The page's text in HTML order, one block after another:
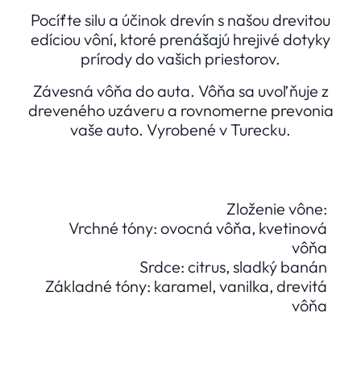
Pocíťte silu a účinok drevín s našou drevitou
edíciou vôní, ktoré prenášajú hrejivé dotyky
prírody do vašich priestorov.
Závesná vôňa do auta. Vôňa sa uvoľňuje z
dreveného uzáveru a rovnomerne prevonia
vaše auto. Vyrobené v Turecku.
Zloženie vône:
Vrchné tóny: ovocná vôňa, kvetinová
vôňa
Srdce: citrus, sladký banán
Základné tóny: karamel, vanilka, drevitá
vôňa